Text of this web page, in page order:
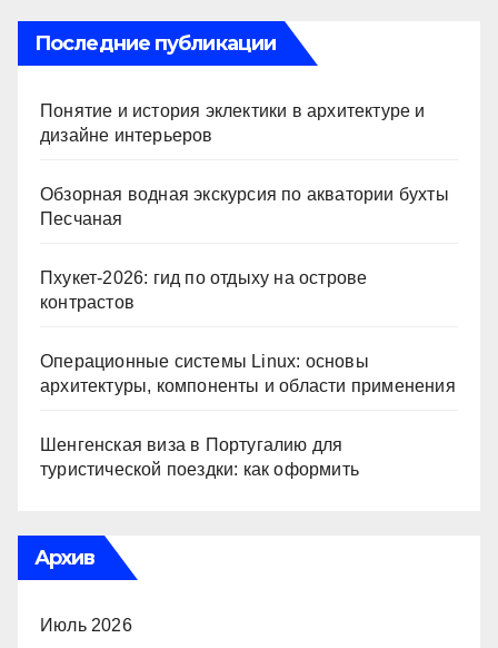
ki
Последние публикации
Понятие и история эклектики в архитектуре и
дизайне интерьеров
Обзорная водная экскурсия по акватории бухты
Песчаная
Пхукет-2026: гид по отдыху на острове
контрастов
Операционные системы Linux: основы
архитектуры, компоненты и области применения
Шенгенская виза в Португалию для
туристической поездки: как оформить
Архив
Июль 2026